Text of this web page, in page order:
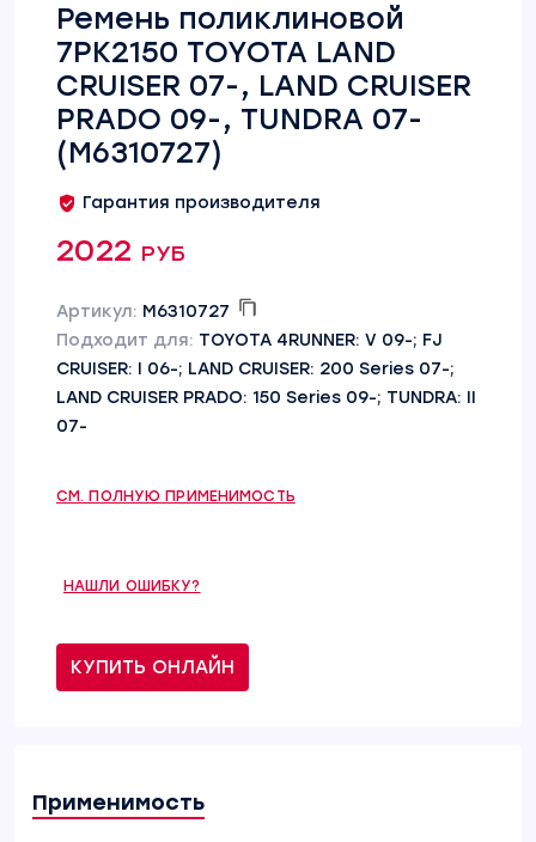
Ремень поликлиновой
7PK2150 TOYOTA LAND
CRUISER 07-, LAND CRUISER
PRADO 09-, TUNDRA 07-
(M6310727)
Гарантия производителя
2022 руб
Артикул: M6310727
Подходит для: TOYOTA 4RUNNER: V 09-; FJ
CRUISER: I 06-; LAND CRUISER: 200 Series 07-;
LAND CRUISER PRADO: 150 Series 09-; TUNDRA: II
07-
СМ. ПОЛНУЮ ПРИМЕНИМОСТЬ
НАШЛИ ОШИБКУ?
КУПИТЬ ОНЛАЙН
Применимость